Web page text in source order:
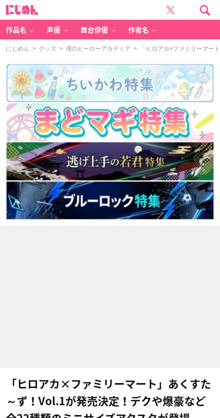
作品名 声優 舞台俳優 作者名
にじめん > グッズ > 僕のヒーローアカデミア > 「ヒロアカ×ファミリーマー
「ヒロアカ×ファミリーマート」あくすた
～ず！Vol.1が発売決定！デクや爆豪など